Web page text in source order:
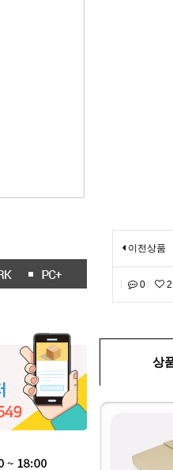
이전상품
0 2
상